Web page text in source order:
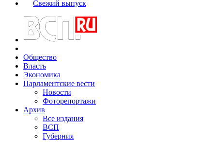
Свежий выпуск
Общество
Власть
Экономика
Парламентские вести
Новости
Фоторепортажи
Архив
Все издания
ВСП
Губерния